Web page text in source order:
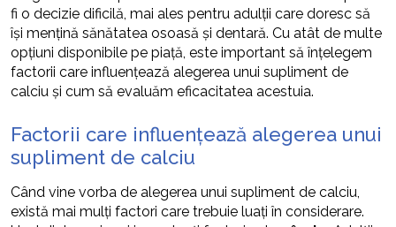
fi o decizie dificilă, mai ales pentru adulții care doresc să
își mențină sănătatea osoasă și dentară. Cu atât de multe
opțiuni disponibile pe piață, este important să înțelegem
factorii care influențează alegerea unui supliment de
calciu și cum să evaluăm eficacitatea acestuia.
Factorii care influențează alegerea unui
supliment de calciu
Când vine vorba de alegerea unui supliment de calciu,
există mai mulți factori care trebuie luați în considerare.